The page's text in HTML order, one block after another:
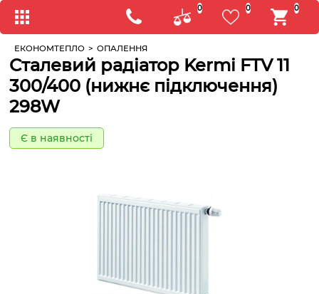
0 0 0
ЕКОНОМТЕПЛО > ОПАЛЕННЯ
Сталевий радіатор Kermi FTV 11
300/400 (нижнє підключення)
298W
Є в наявності